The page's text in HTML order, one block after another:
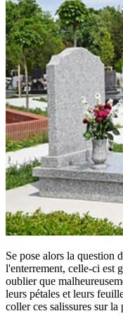
Se pose alors la question
l'enterrement, celle-ci est
oublier que
leurs pétales et leurs
coller ces salissures sur